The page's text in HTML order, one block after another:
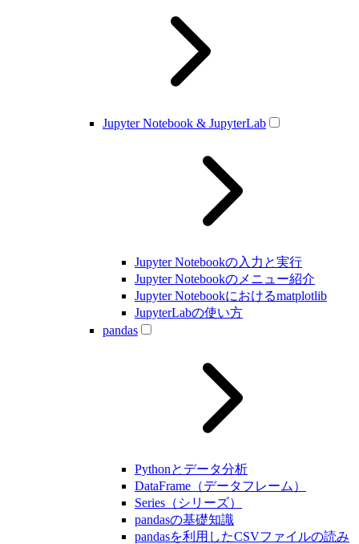
Jupyter Notebook & JupyterLab
Jupyter Notebookの入力と実行
Jupyter Notebookのメニュー紹介
Jupyter Notebookにおけるmatplotlib
JupyterLabの使い方
pandas
Pythonとデータ分析
DataFrame（データフレーム）
Series（シリーズ）
pandasの基礎知識
pandasを利用したCSVファイルの読み